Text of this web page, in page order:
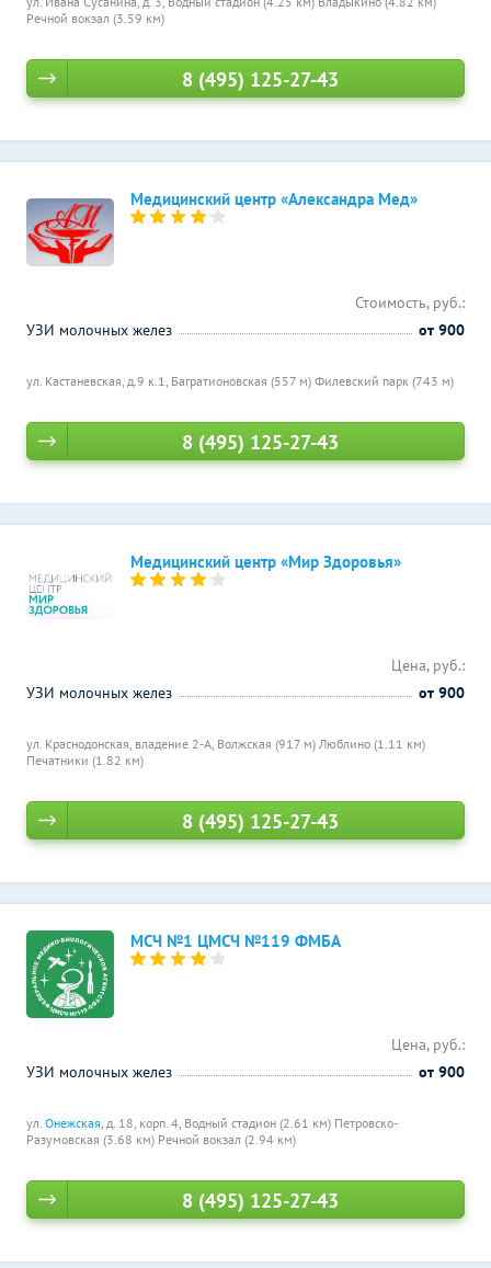
Речной вокзал (3.59 км)
8 (495) 125-27-43
Медицинский центр «Александра Мед»
ул. Кастаневская, д.9 к.1, Багратионовская (557 м) Филевский парк (743 м)
Стоимость, руб.:
УЗИ молочных желез
от 900
8 (495) 125-27-43
Медицинский центр «Мир Здоровья»
ул. Краснодонская, владение 2-А, Волжская (917 м) Люблино (1.11 км)
Печатники (1.82 км)
Цена, руб.:
УЗИ молочных желез
от 900
8 (495) 125-27-43
МСЧ №1 ЦМСЧ №119 ФМБА
ул. Онежская, д. 18, корп. 4, Водный стадион (2.61 км) Петровско-
Разумовская (3.68 км) Речной вокзал (2.94 км)
Цена, руб.:
УЗИ молочных желез
от 900
8 (495) 125-27-43